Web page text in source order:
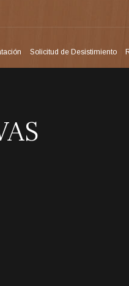
Solicitud de Desistimiento